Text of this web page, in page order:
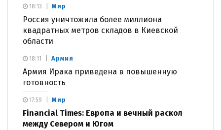
Мир
Россия уничтожила более миллиона
квадратных метров складов в Киевской
области
18:13
Армия
Армия Ирака приведена в повышенную
готовность
18:11
Мир
Financial Times: Европа и вечный раскол
между Севером и Югом
17:59